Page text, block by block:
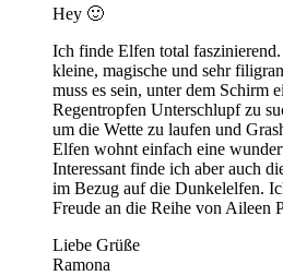
Hey 🙂
Ich finde Elfen total
kleine, magische und sehr
muss es sein, unter dem Schirm
Regentropfen Unterschlupf zu
um die Wette zu laufen und
Elfen wohnt einfach eine
Interessant finde ich aber auch
im Bezug auf die Dunkelelfen.
Freude an die Reihe von Aileen
Liebe Grüße
Ramona